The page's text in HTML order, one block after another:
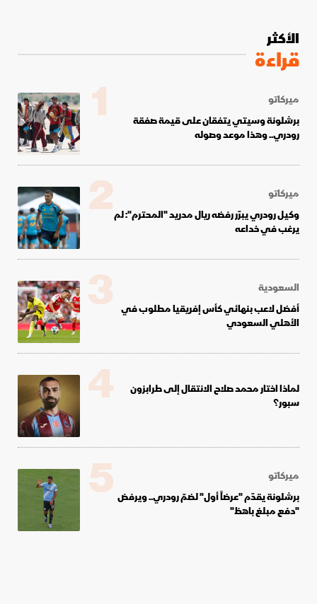
الأكثر
قراءة
ميركاتو
برشلونة وسيتي يتفقان على قيمة صفقة
رودري.. وهذا موعد وصوله
1
ميركاتو
وكيل رودري يبرّر رفضه ريال مدريد "المحترم": لم
يرغب في خداعه
2
السعودية
أفضل لاعب بنهائي كأس إفريقيا مطلوب في
الأهلي السعودي
3
لماذا اختار محمد صلاح الانتقال إلى طرابزون
سبور؟
4
ميركاتو
برشلونة يقدّم "عرضاً أول" لضمّ رودري.. ويرفض
"دفع مبلغ باهظ"
5